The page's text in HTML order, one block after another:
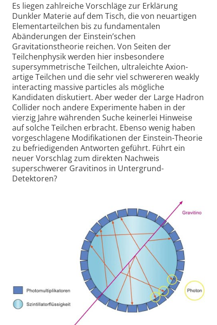
Es liegen zahlreiche Vorschläge zur Erklärung
Dunkler Materie auf dem Tisch, die von neuartigen
Elementarteilchen bis zu fundamentalen
Abänderungen der Einstein’schen
Gravitationstheorie reichen. Von Seiten der
Teilchenphysik werden hier insbesondere
supersymmetrische Teilchen, ultraleichte Axion-
artige Teilchen und die sehr viel schwereren weakly
interacting massive particles als mögliche
Kandidaten diskutiert. Aber weder der Large Hadron
Collider noch andere Experimente haben in der
vierzig Jahre währenden Suche keinerlei Hinweise
auf solche Teilchen erbracht. Ebenso wenig haben
vorgeschlagene Modifikationen der Einstein-Theorie
zu befriedigenden Antworten geführt. Führt ein
neuer Vorschlag zum direkten Nachweis
superschwerer Gravitinos in Untergrund-
Detektoren?